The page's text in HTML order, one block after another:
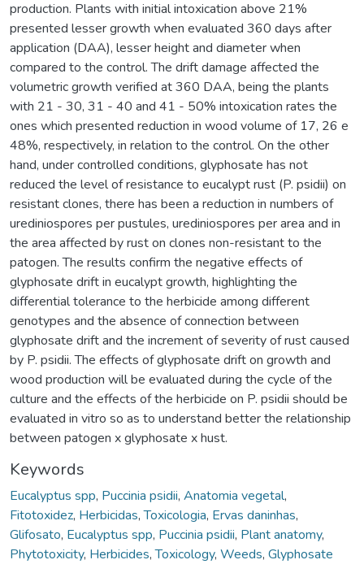
production. Plants with initial intoxication above 21%
presented lesser growth when evaluated 360 days after
application (DAA), lesser height and diameter when
compared to the control. The drift damage affected the
volumetric growth verified at 360 DAA, being the plants
with 21 - 30, 31 - 40 and 41 - 50% intoxication rates the
ones which presented reduction in wood volume of 17, 26 e
48%, respectively, in relation to the control. On the other
hand, under controlled conditions, glyphosate has not
reduced the level of resistance to eucalypt rust (P. psidii) on
resistant clones, there has been a reduction in numbers of
urediniospores per pustules, urediniospores per area and in
the area affected by rust on clones non-resistant to the
patogen. The results confirm the negative effects of
glyphosate drift in eucalypt growth, highlighting the
differential tolerance to the herbicide among different
genotypes and the absence of connection between
glyphosate drift and the increment of severity of rust caused
by P. psidii. The effects of glyphosate drift on growth and
wood production will be evaluated during the cycle of the
culture and the effects of the herbicide on P. psidii should be
evaluated in vitro so as to understand better the relationship
between patogen x glyphosate x hust.
Keywords
Eucalyptus spp, Puccinia psidii, Anatomia vegetal,
Fitotoxidez, Herbicidas,Toxicologia, Ervas daninhas,
Glifosato, Eucalyptus spp, Puccinia psidii, Plant anatomy,
Phytotoxicity, Herbicides,Toxicology, Weeds, Glyphosate